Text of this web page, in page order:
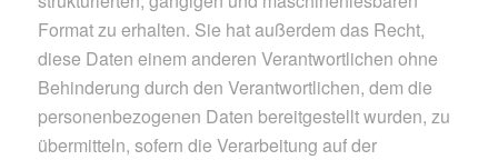
Format zu erhalten. Sie hat außerdem das Recht,
diese Daten einem anderen Verantwortlichen ohne
Behinderung durch den Verantwortlichen, dem die
personenbezogenen Daten bereitgestellt wurden, zu
übermitteln, sofern die Verarbeitung auf der